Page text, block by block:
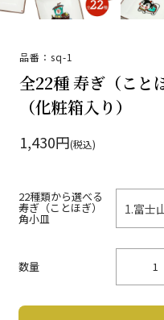
品番：sq-1
全22種 寿ぎ（こと
（化粧箱入り）
1,430円(税込)
22種類から選べる
寿ぎ（ことほぎ）
角小皿
数量